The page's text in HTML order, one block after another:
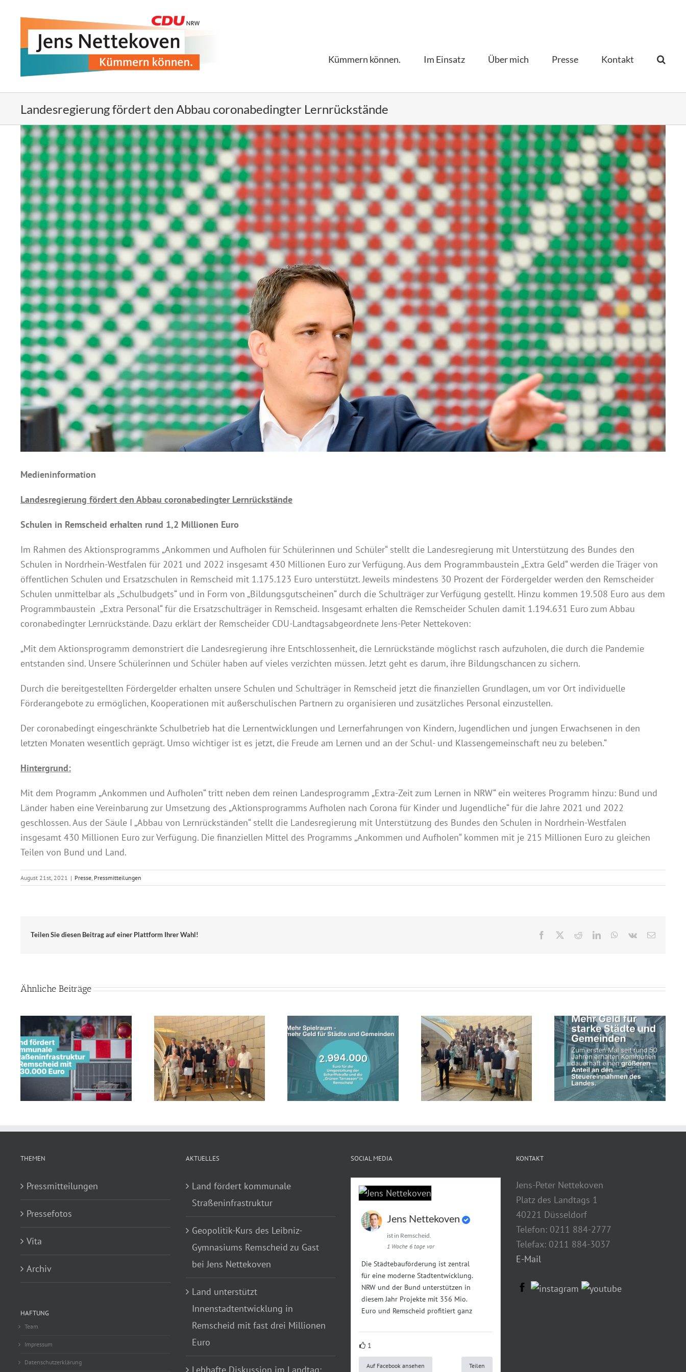
Kümmern können. Im Einsatz Über mich Presse Kontakt­
Landesregierung fördert den Abbau coronabedingter Lernrückstände
Zeige
grösseres
Bild
Medieninformation
Landesregierung fördert den Abbau coronabedingter Lernrückstände
Schulen in Remscheid erhalten rund 1,2 Millionen Euro
Im Rahmen des Aktionsprogramms „Ankommen und Aufholen für Schülerinnen und Schüler“ stellt die Landesregierung mit Unterstützung des Bundes den
Schulen in Nordrhein-Westfalen für 2021 und 2022 insgesamt 430 Millionen Euro zur Verfügung. Aus dem Programmbaustein „Extra Geld“ werden die Träger von
öffentlichen Schulen und Ersatzschulen in Remscheid mit 1.175.123 Euro unterstützt. Jeweils mindestens 30 Prozent der Fördergelder werden den Remscheider
Schulen unmittelbar als „Schulbudgets“ und in Form von „Bildungsgutscheinen“ durch die Schulträger zur Verfügung gestellt. Hinzu kommen 19.508 Euro aus dem
Programmbaustein „Extra Personal“ für die Ersatzschulträger in Remscheid. Insgesamt erhalten die Remscheider Schulen damit 1.194.631 Euro zum Abbau
coronabedingter Lernrückstände. Dazu erklärt der Remscheider CDU-Landtagsabgeordnete Jens-Peter Nettekoven:
„Mit dem Aktionsprogramm demonstriert die Landesregierung ihre Entschlossenheit, die Lernrückstände möglichst rasch aufzuholen, die durch die Pandemie
entstanden sind. Unsere Schülerinnen und Schüler haben auf vieles verzichten müssen. Jetzt geht es darum, ihre Bildungschancen zu sichern.
Durch die bereitgestellten Fördergelder erhalten unsere Schulen und Schulträger in Remscheid jetzt die finanziellen Grundlagen, um vor Ort individuelle
Förderangebote zu ermöglichen, Kooperationen mit außerschulischen Partnern zu organisieren und zusätzliches Personal einzustellen.
Der coronabedingt eingeschränkte Schulbetrieb hat die Lernentwicklungen und Lernerfahrungen von Kindern, Jugendlichen und jungen Erwachsenen in den
letzten Monaten wesentlich geprägt. Umso wichtiger ist es jetzt, die Freude am Lernen und an der Schul- und Klassengemeinschaft neu zu beleben.“
Hintergrund:
Mit dem Programm „Ankommen und Aufholen“ tritt neben dem reinen Landesprogramm „Extra-Zeit zum Lernen in NRW“ ein weiteres Programm hinzu: Bund und
Länder haben eine Vereinbarung zur Umsetzung des „Aktionsprogramms Aufholen nach Corona für Kinder und Jugendliche“ für die Jahre 2021 und 2022
geschlossen. Aus der Säule I „Abbau von Lernrückständen“ stellt die Landesregierung mit Unterstützung des Bundes den Schulen in Nordrhein-Westfalen
insgesamt 430 Millionen Euro zur Verfügung. Die finanziellen Mittel des Programms „Ankommen und Aufholen“ kommen mit je 215 Millionen Euro zu gleichen
Teilen von Bund und Land.
August 21st, 2021 | Presse, Pressmitteilungen
Teilen Sie diesen Beitrag auf einer Plattform Ihrer Wahl! Facebook RedditLinkedInWhatsApp
Vk
E-
Ähnliche Beiträge
Geopolitik-Kurs des Leibniz-
Gymnasiums Remscheid zu
Gast bei Jens Nettekoven
Land unterstützt
Innenstadtentwicklung in
Remscheid mit fast drei
Millionen Euro
Lebhafte Diskussion im
Landtag: Jahrgangsstufe des
Theodor-Heuss-Gymnasiums
zu Gast bei Jens Nettekoven
Schwarz-grüne
Landesregierung erhöht
kommunalen Anteil an
Steuereinnahmen des Landes
Land fördert kommunale
Straßeninfrastruktur
THEMEN
Pressmitteilungen
Pressefotos
Vita
Archiv
HAFTUNG
Team
Impressum
Datenschutzerklärung
AKTUELLES
Land fördert kommunale
Straßeninfrastruktur
Geopolitik-Kurs des Leibniz-
Gymnasiums Remscheid zu Gast
bei Jens Nettekoven
Land unterstützt
Innenstadtentwicklung in
Remscheid mit fast drei Millionen
Euro
Lebhafte Diskussion im Landtag:
SOCIAL MEDIA
Jens Nettekoven
ist in Remscheid.
1 Woche 6 tage vor
Die Städtebauförderung ist zentral
für eine moderne Stadtentwicklung.
NRW und der Bund unterstützen in
diesem Jahr Projekte mit 356 Mio.
Euro und Remscheid profitiert ganz
1
Auf Facebook ansehen Teilen
KONTAKT
Jens-Peter Nettekoven
Platz des Landtags 1
40221 Düsseldorf
Telefon: 0211 884-2777
Telefax: 0211 884-3037
E-Mail